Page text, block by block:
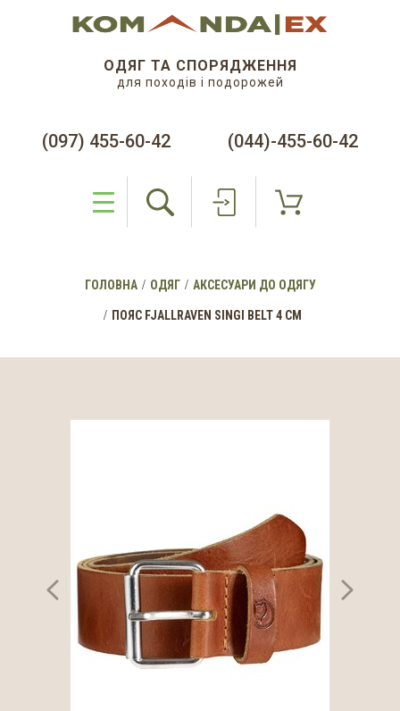
ОДЯГ ТА СПОРЯДЖЕННЯ
для походів і подорожей
(097) 455-60-42 (044)-455-60-42
ГОЛОВНА ОДЯГ АКСЕСУАРИ ДО ОДЯГУ
ПОЯС FJALLRAVEN SINGI BELT 4 CM